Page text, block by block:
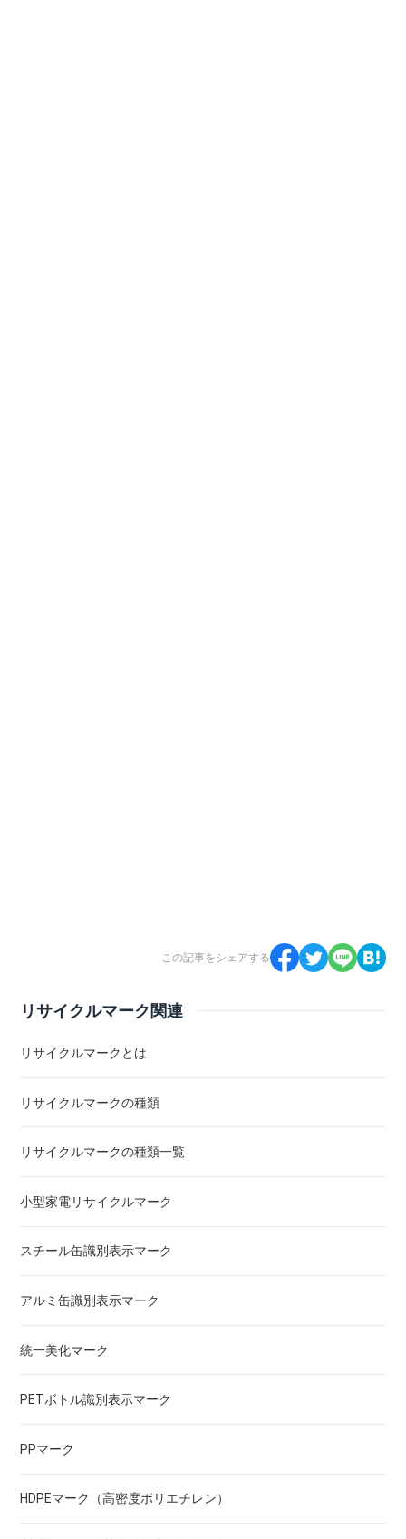
この記事をシェアする
リサイクルマーク関連
リサイクルマークとは
リサイクルマークの種類
リサイクルマークの種類一覧
小型家電リサイクルマーク
スチール缶識別表示マーク
アルミ缶識別表示マーク
統一美化マーク
PETボトル識別表示マーク
PPマーク
HDPEマーク（高密度ポリエチレン）